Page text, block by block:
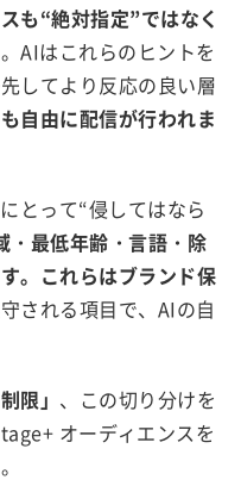
も“絶対指定”ではなく
AIはこれらのヒントを
してより反応の良い層
自由に配信が行われま
とって“侵してはなら
・最低年齢・言語・除
。これらはブランド保
される項目で、AIの自
限」 、この切り分けを
オーディエンスを